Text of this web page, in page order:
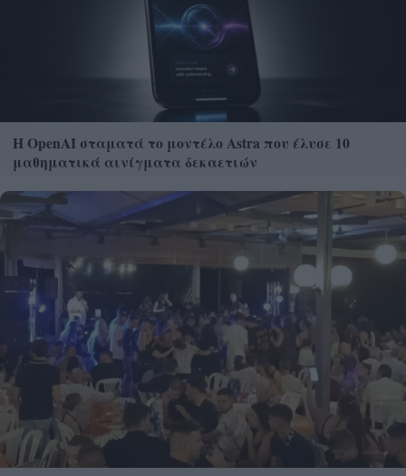
Η OpenAI σταματά το μοντέλο Astra που έλυσε 10
μαθηματικά αινίγματα δεκαετιών